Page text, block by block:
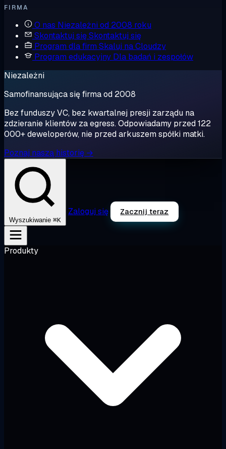
FIRMA
O nas Niezależni od 2008 roku
Skontaktuj sięSkontaktuj się
Program dla firm Skaluj na Cloudzy
Program edukacyjny Dla badań i zespołów
Niezależni
Samofinansująca się firma od 2008
Bez funduszy VC, bez kwartalnej presji zarządu na
zdzieranie klientów za egress. Odpowiadamy przed 122
000+ deweloperów, nie przed arkuszem spółki matki.
Poznaj naszą historię →
Wyszukiwanie ⌘K
Zaloguj się Zacznij teraz
Produkty